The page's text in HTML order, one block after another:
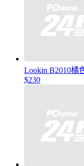
Lookin B2010橘
$230